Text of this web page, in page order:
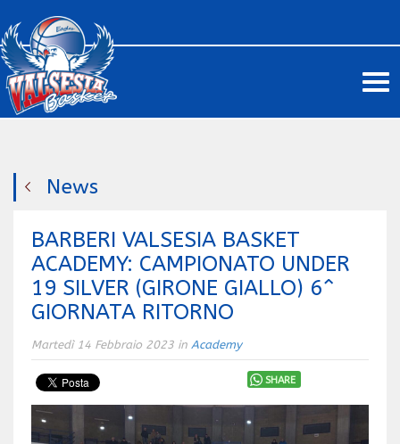
News
BARBERI VALSESIA BASKET
ACADEMY: CAMPIONATO UNDER
19 SILVER (GIRONE GIALLO) 6^
GIORNATA RITORNO
Martedì 14 Febbraio 2023 in Academy
SHARE